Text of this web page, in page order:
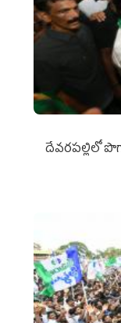
దేవరపల్లిలో